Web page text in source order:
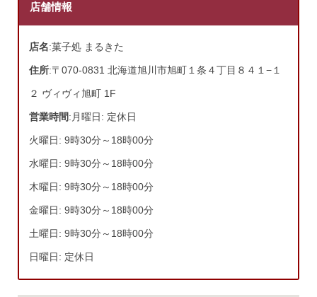
店舗情報
店名:菓子処 まるきた
住所:〒070-0831 北海道旭川市旭町１条４丁目８４１−１
２ ヴィヴィ旭町 1F
営業時間:月曜日: 定休日
火曜日: 9時30分～18時00分
水曜日: 9時30分～18時00分
木曜日: 9時30分～18時00分
金曜日: 9時30分～18時00分
土曜日: 9時30分～18時00分
日曜日: 定休日